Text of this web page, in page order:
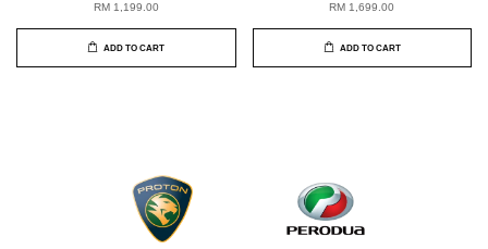
RM 1,199.00
ADD TO CART
RM 1,699.00
ADD TO CART